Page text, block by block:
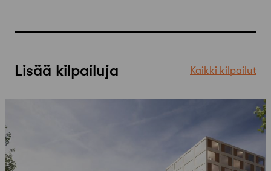
Lisää kilpailuja Kaikki kilpailut